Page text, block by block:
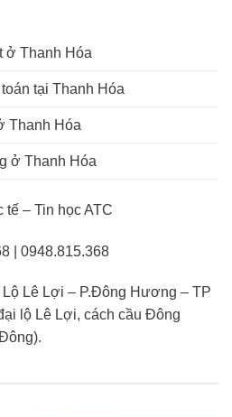
ở Thanh Hóa
tại Thanh Hóa
Thanh Hóa
ở Thanh Hóa
– Tin học ATC
| 0948.815.368
Lê Lợi – P.Đông Hương – TP
lộ Lê Lợi, cách cầu Đông